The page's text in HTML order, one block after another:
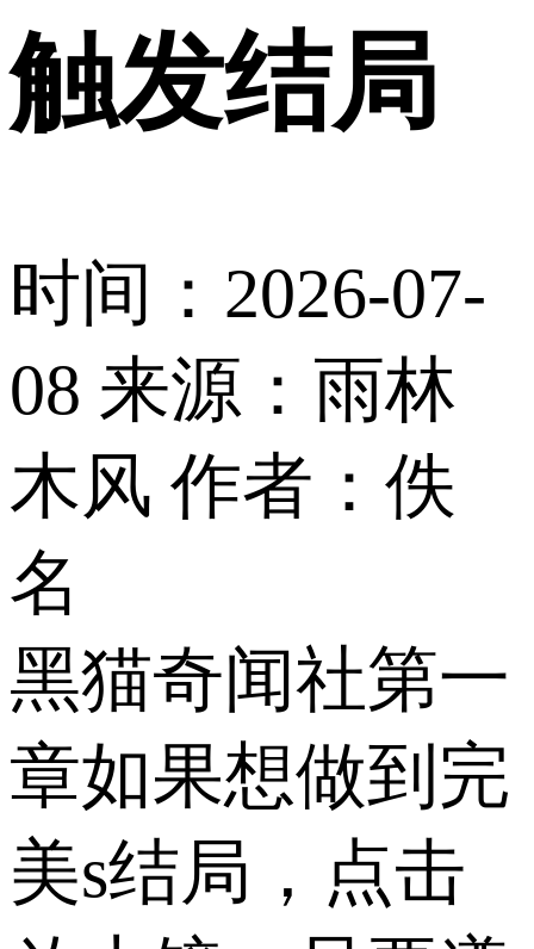
触发结局
时间：2026-07-
08 来源：雨林
木风 作者：佚
名
黑猫奇闻社第一
章如果想做到完
美s结局，点击